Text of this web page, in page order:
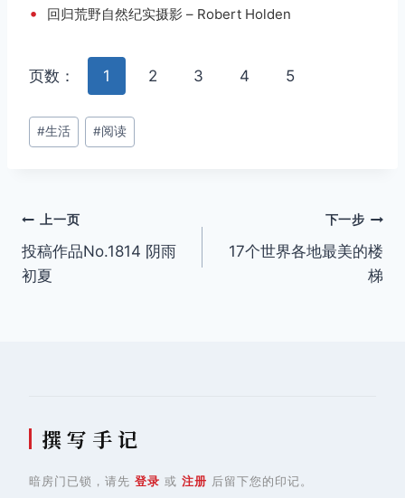
• 回归荒野自然纪实摄影 – Robert Holden
页数： 1 2 3 4 5
文
章
#生活 #阅读
文
章
上一页
投稿作品No.1814 阴雨
初夏
下一步
17个世界各地最美的楼
梯
撰 写 手 记
暗房门已锁，请先 登录 或 注册 后留下您的印记。